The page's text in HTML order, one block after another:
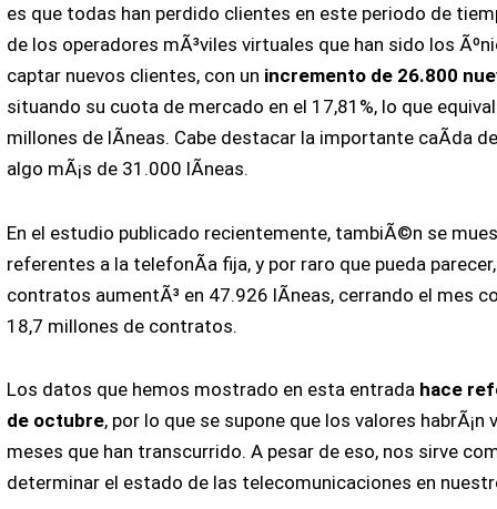
es que todas han perdido clientes en este periodo de
de los operadores mÃ³viles virtuales que han sido los
captar nuevos clientes, con un incremento de 26.800
situando su cuota de mercado en el 17,81%, lo que
millones de lÃ­neas. Cabe destacar la importante caÃ­da
algo mÃ¡s de 31.000 lÃ­neas.
En el estudio publicado recientemente, tambiÃ©n se
referentes a la telefonÃ­a fija, y por raro que pueda
contratos aumentÃ³ en 47.926 lÃ­neas, cerrando el mes
18,7 millones de contratos.
Los datos que hemos mostrado en esta entrada hace
de octubre, por lo que se supone que los valores habrÃ¡n
meses que han transcurrido. A pesar de eso, nos sirve
determinar el estado de las telecomunicaciones en